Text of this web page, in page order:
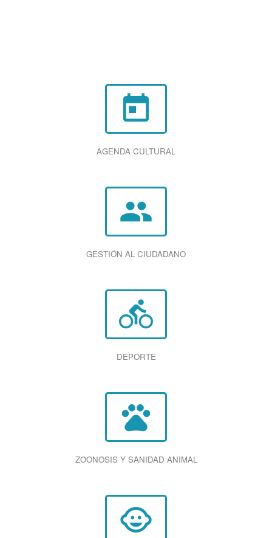
today
AGENDA CULTURAL
group
GESTIÓN AL CIUDADANO
directions_bike
DEPORTE
pets
ZOONOSIS Y SANIDAD ANIMAL
child_care